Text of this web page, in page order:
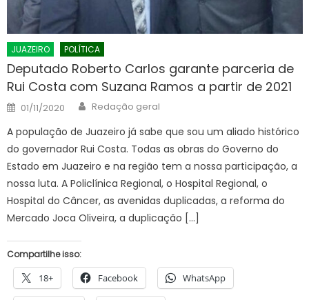
JUAZEIRO POLÍTICA
Deputado Roberto Carlos garante parceria de
Rui Costa com Suzana Ramos a partir de 2021
Posted
on
01/11/2020 Author
Redação geral
A população de Juazeiro já sabe que sou um aliado histórico
do governador Rui Costa. Todas as obras do Governo do
Estado em Juazeiro e na região tem a nossa participação, a
nossa luta. A Policlínica Regional, o Hospital Regional, o
Hospital do Câncer, as avenidas duplicadas, a reforma do
Mercado Joca Oliveira, a duplicação […]
Compartilhe isso:
18+ Facebook WhatsApp